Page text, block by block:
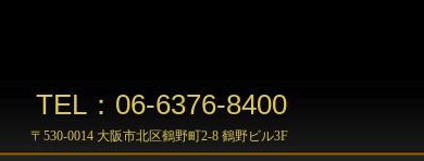
TEL：06-6376-8400
〒530-0014 大阪市北区鶴野町2-8 鶴野ビル3F